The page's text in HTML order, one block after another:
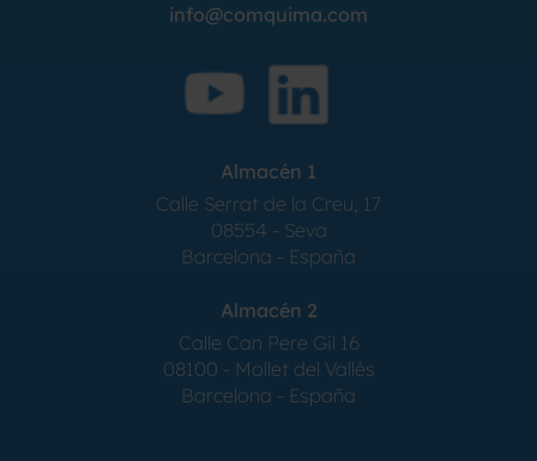
info@comquima.com
Almacén 1
Calle Serrat de la Creu, 17
08554 - Seva
Barcelona - España
Almacén 2
Calle Can Pere Gil 16
08100 - Mollet del Vallés
Barcelona - España